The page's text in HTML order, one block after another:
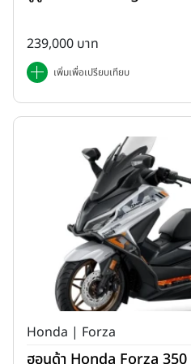
239,000 บาท
เพิ่มเพื่อเปรียบเทียบ
Honda | Forza